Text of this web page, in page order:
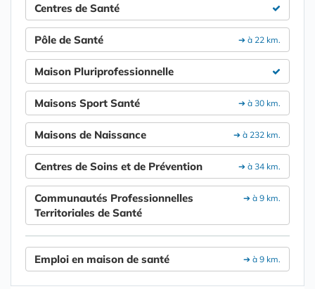
Centres de Santé
➔ à 22 km.
Pôle de Santé
Maison Pluriprofessionnelle
➔ à 30 km.
Maisons Sport Santé
➔ à 232 km.
Maisons de Naissance
➔ à 34 km.
Centres de Soins et de Prévention
➔ à 9 km.
Communautés Professionnelles
Territoriales de Santé
➔ à 9 km.
Emploi en maison de santé